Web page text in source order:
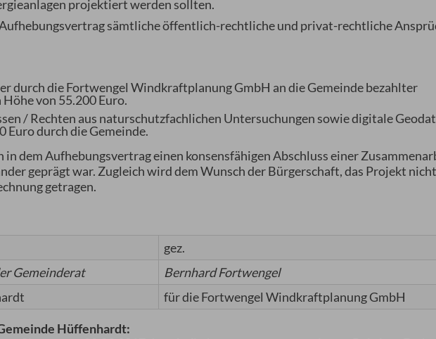
projektiert werden sollten.
Aufhebungsvertrag sämtliche öffentlich-rechtliche und privat-rechtliche
durch die Fortwengel Windkraftplanung GmbH an die Gemeinde bezahlter
von 55.200 Euro.
/ Rechten aus naturschutzfachlichen Untersuchungen sowie digitale
Euro durch die Gemeinde.
in dem Aufhebungsvertrag einen konsensfähigen Abschluss einer
geprägt war. Zugleich wird dem Wunsch der Bürgerschaft, das Projekt
getragen.
gez.
Gemeinderat
Bernhard Fortwengel
für die Fortwengel Windkraftplanung GmbH
Hüffenhardt: